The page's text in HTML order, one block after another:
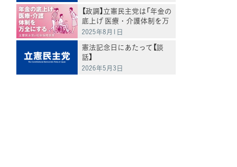
【政調】立憲民主党は「年金の
底上げ 医療・介護体制を万
全にする」
2025年8月1日
憲法記念日にあたって【談
話】
2026年5月3日